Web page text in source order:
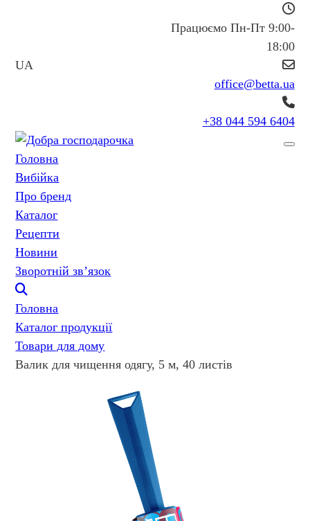
UA
Працюємо Пн-Пт 9:00-
18:00
office@betta.ua
+38 044 594 6404
Головна
Вибійка
Про бренд
Каталог
Рецепти
Новини
Зворотній зв’язок
Головна
Каталог продукції
Товари для дому
Валик для чищення одягу, 5 м, 40 листів